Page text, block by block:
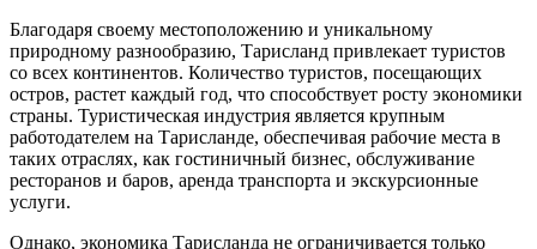
Благодаря своему местоположению и уникальному
природному разнообразию, Тарисланд привлекает туристов
со всех континентов. Количество туристов, посещающих
остров, растет каждый год, что способствует росту экономики
страны. Туристическая индустрия является крупным
работодателем на Тарисланде, обеспечивая рабочие места в
таких отраслях, как гостиничный бизнес, обслуживание
ресторанов и баров, аренда транспорта и экскурсионные
услуги.
Однако, экономика Тарисланда не ограничивается только